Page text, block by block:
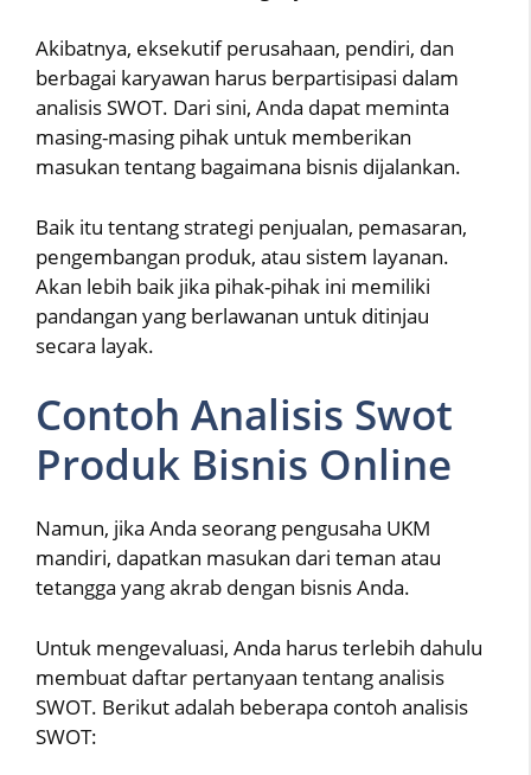
Akibatnya, eksekutif perusahaan, pendiri, dan
berbagai karyawan harus berpartisipasi dalam
analisis SWOT. Dari sini, Anda dapat meminta
masing-masing pihak untuk memberikan
masukan tentang bagaimana bisnis dijalankan.
Baik itu tentang strategi penjualan, pemasaran,
pengembangan produk, atau sistem layanan.
Akan lebih baik jika pihak-pihak ini memiliki
pandangan yang berlawanan untuk ditinjau
secara layak.
Contoh Analisis Swot
Produk Bisnis Online
Namun, jika Anda seorang pengusaha UKM
mandiri, dapatkan masukan dari teman atau
tetangga yang akrab dengan bisnis Anda.
Untuk mengevaluasi, Anda harus terlebih dahulu
membuat daftar pertanyaan tentang analisis
SWOT. Berikut adalah beberapa contoh analisis
SWOT: